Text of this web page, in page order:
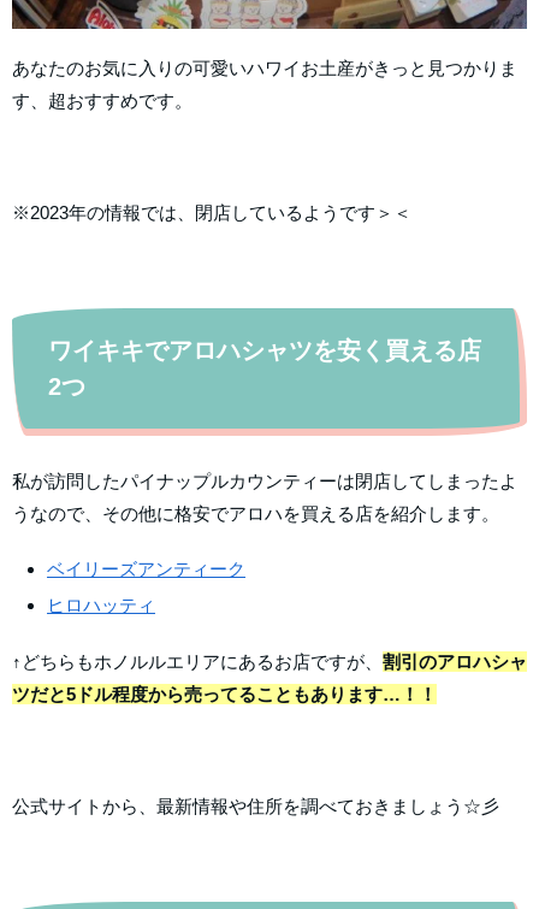
あなたのお気に入りの可愛いハワイお土産がきっと見つかりま
す、超おすすめです。
※2023年の情報では、閉店しているようです＞＜
ワイキキでアロハシャツを安く買える店
2つ
私が訪問したパイナップルカウンティーは閉店してしまったよ
うなので、その他に格安でアロハを買える店を紹介します。
ベイリーズアンティーク
ヒロハッティ
↑どちらもホノルルエリアにあるお店ですが、 割引のアロハシャ
ツだと5ドル程度から売ってることもあります…！！
公式サイトから、最新情報や住所を調べておきましょう☆彡